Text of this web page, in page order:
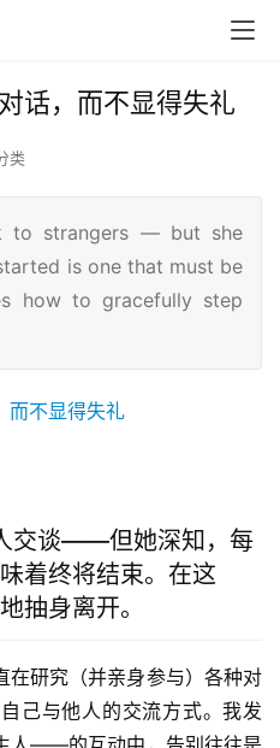
话，而不显得失礼
类
to strangers — but she
is one that must be
how to gracefully step
交谈——但她深知，每
着终将结束。在这
抽身离开。
在研究（并亲身参与）各种对
己与他人的交流方式。我发